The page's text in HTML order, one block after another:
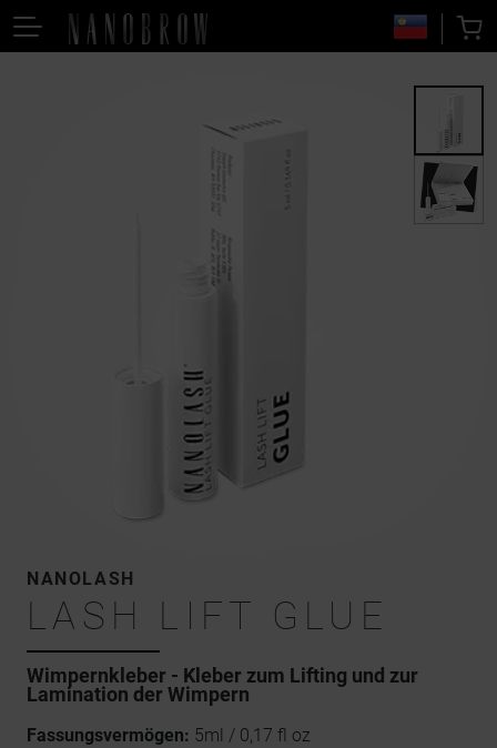
NANOLASH
LASH LIFT GLUE
Wimpernkleber - Kleber zum Lifting und zur
Lamination der Wimpern
Fassungsvermögen: 5ml / 0,17 fl oz